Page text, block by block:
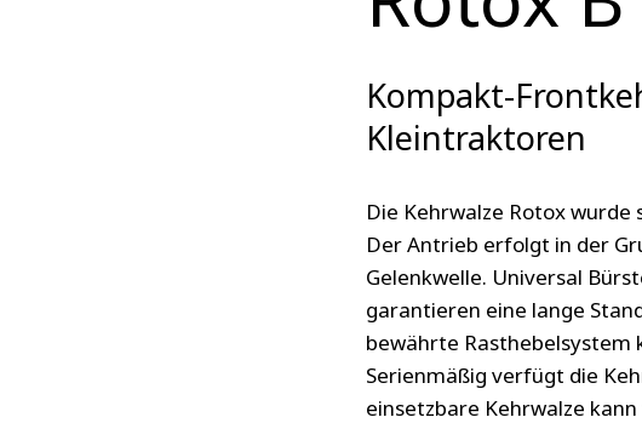
Kompakt-
Kleintraktoren
Die Kehrwalze Rotox
Der Antrieb erfolgt in der
Gelenkwelle. Universal
garantieren eine lange
bewährte Rasthebelsystem
Serienmäßig verfügt die
einsetzbare Kehrwalze